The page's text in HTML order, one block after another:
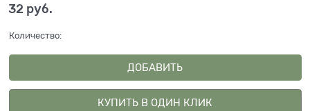
32 руб.
Количество:
ДОБАВИТЬ
КУПИТЬ В ОДИН КЛИК